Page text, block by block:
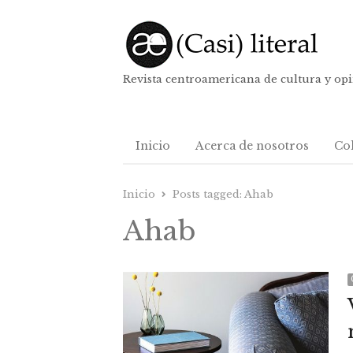
Revista centroamericana de cultura y
Inicio Acerca de nosotros
Inicio Posts tagged: Ahab
Ahab